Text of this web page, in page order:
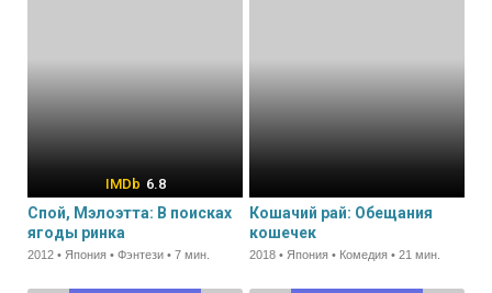
6.8
Спой, Мэлоэтта: В поисках
ягоды ринка
2012 • Япония • Фэнтези • 7 мин.
Кошачий рай: Обещания
кошечек
2018 • Япония • Комедия • 21 мин.